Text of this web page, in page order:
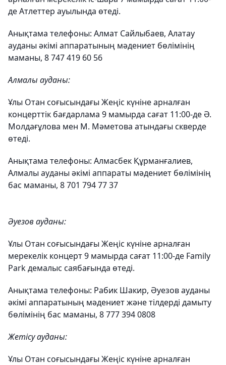
де Атлеттер ауылында өтеді.
Анықтама телефоны: Алмат Сайлыбаев, Алатау
ауданы әкімі аппаратының мәдениет бөлімінің
маманы, 8 747 419 60 56
Алмалы ауданы:
Ұлы Отан соғысындағы Жеңіс күніне арналған
концерттік бағдарлама 9 мамырда сағат 11:00-де Ә.
Молдағұлова мен М. Мәметова атындағы скверде
өтеді.
Анықтама телефоны: Алмасбек Құрманғалиев,
Алмалы ауданы әкімі аппараты мәдениет бөлімінің
бас маманы, 8 701 794 77 37
Әуезов ауданы:
Ұлы Отан соғысындағы Жеңіс күніне арналған
мерекелік концерт 9 мамырда сағат 11:00-де Family
Park демалыс саябағында өтеді.
Анықтама телефоны: Рабик Шакир, Әуезов ауданы
әкімі аппаратының мәдениет және тілдерді дамыту
бөлімінің бас маманы, 8 777 394 0808
Жетісу ауданы:
Ұлы Отан соғысындағы Жеңіс күніне арналған